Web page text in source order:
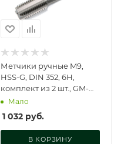
Метчики ручные M9,
HSS-G, DIN 352, 6H,
комплект из 2 шт., GM-
TC09125
Мало
1 032руб.
В КОРЗИНУ